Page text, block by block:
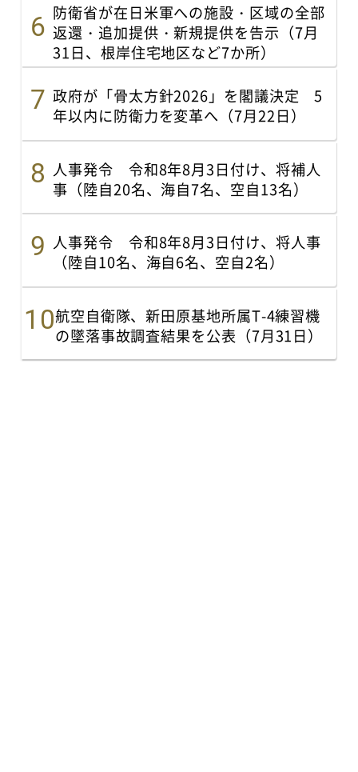
防衛省が在日米軍への施設・区域の全部
返還・追加提供・新規提供を告示（7月
31日、根岸住宅地区など7か所）
政府が「骨太方針2026」を閣議決定 5
年以内に防衛力を変革へ（7月22日）
人事発令 令和8年8月3日付け、将補人
事（陸自20名、海自7名、空自13名）
人事発令 令和8年8月3日付け、将人事
（陸自10名、海自6名、空自2名）
航空自衛隊、新田原基地所属T-4練習機
の墜落事故調査結果を公表（7月31日）